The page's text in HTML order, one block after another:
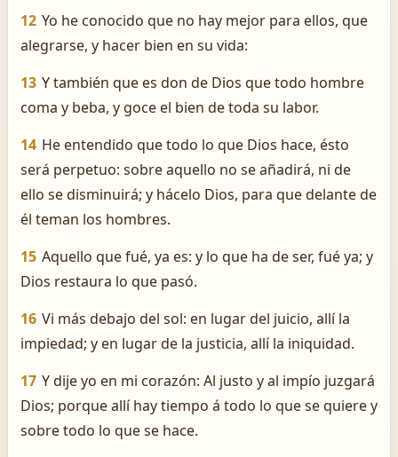
12 Yo he conocido que no hay mejor para ellos, que
alegrarse, y hacer bien en su vida:
13 Y también que es don de Dios que todo hombre
coma y beba, y goce el bien de toda su labor.
14 He entendido que todo lo que Dios hace, ésto
será perpetuo: sobre aquello no se añadirá, ni de
ello se disminuirá; y hácelo Dios, para que delante de
él teman los hombres.
15 Aquello que fué, ya es: y lo que ha de ser, fué ya; y
Dios restaura lo que pasó.
16 Vi más debajo del sol: en lugar del juicio, allí la
impiedad; y en lugar de la justicia, allí la iniquidad.
17 Y dije yo en mi corazón: Al justo y al impío juzgará
Dios; porque allí hay tiempo á todo lo que se quiere y
sobre todo lo que se hace.